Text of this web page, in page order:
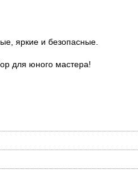
яркие и безопасные.
для юного мастера!